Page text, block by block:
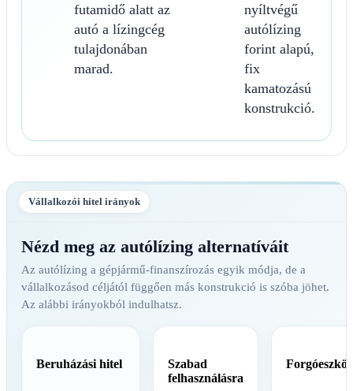
futamidő alatt az
autó a lízingcég
tulajdonában
marad.
nyíltvégű
autólízing
forint alapú,
fix
kamatozású
konstrukció.
Vállalkozói hitel irányok
Nézd meg az autólízing alternatíváit
Az autólízing a gépjármű-finanszírozás egyik módja, de a
vállalkozásod céljától függően más konstrukció is szóba jöhet.
Az alábbi irányokból indulhatsz.
Beruházási hitel
Szabad
felhasználásra